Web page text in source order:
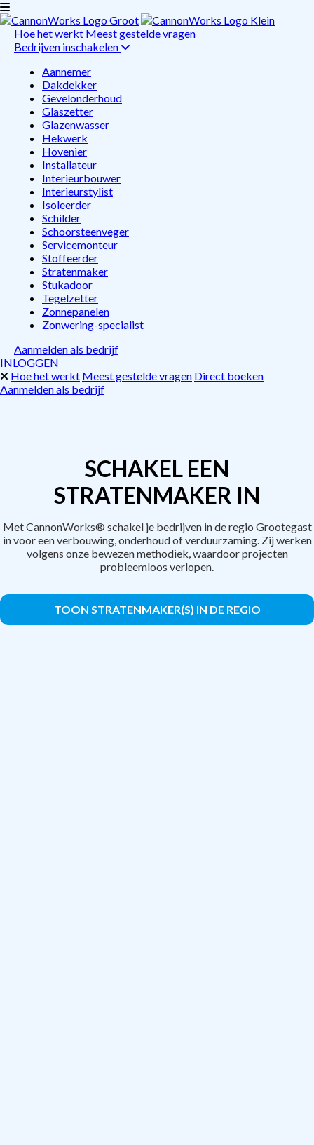
Hoe het werkt Meest gestelde vragen
Bedrijven inschakelen
Aannemer
Dakdekker
Gevelonderhoud
Glaszetter
Glazenwasser
Hekwerk
Hovenier
Installateur
Interieurbouwer
Interieurstylist
Isoleerder
Schilder
Schoorsteenveger
Servicemonteur
Stoffeerder
Stratenmaker
Stukadoor
Tegelzetter
Zonnepanelen
Zonwering-specialist
Aanmelden als bedrijf
INLOGGEN
Hoe het werkt Meest gestelde vragen Direct boeken
Aanmelden als bedrijf
SCHAKEL EEN
STRATENMAKER IN
Met CannonWorks® schakel je bedrijven in de regio Grootegast
in voor een verbouwing, onderhoud of verduurzaming. Zij werken
volgens onze bewezen methodiek, waardoor projecten
probleemloos verlopen.
TOON STRATENMAKER(S) IN DE REGIO